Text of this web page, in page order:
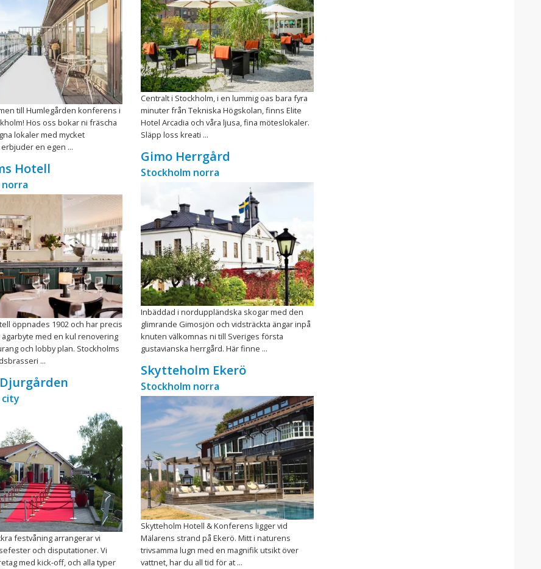
till Humlegården konferens i
Hos oss bokar ni fräscha
lokaler med mycket
en egen ...
Hotell
öppnades 1902 och har precis
med en kul renovering
och lobby plan. Stockholms
...
city
festvåning arrangerar vi
och disputationer. Vi
med kick-off, och alla typer
Centralt i Stockholm, i en lummig oas bara fyra
minuter från Tekniska Högskolan, finns Elite
Hotel Arcadia och våra ljusa, fina möteslokaler.
Släpp loss kreati ...
Gimo Herrgård
Stockholm norra
Inbäddad i norduppländska skogar med den
glimrande Gimosjön och vidsträckta ängar inpå
knuten välkomnas ni till Sveriges första
gustavianska herrgård. Här finne ...
Skytteholm Ekerö
Stockholm norra
Skytteholm Hotell & Konferens ligger vid
Mälarens strand på Ekerö. Mitt i naturens
trivsamma lugn med en magnifik utsikt över
vattnet, har du all tid för at ...